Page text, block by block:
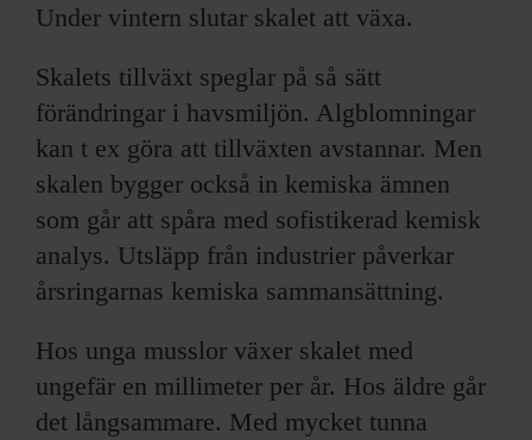
Under vintern slutar skalet att växa.
Skalets tillväxt speglar på så sätt
förändringar i havsmiljön. Algblomningar
kan t ex göra att tillväxten avstannar. Men
skalen bygger också in kemiska ämnen
som går att spåra med sofistikerad kemisk
analys. Utsläpp från industrier påverkar
årsringarnas kemiska sammansättning.
Hos unga musslor växer skalet med
ungefär en millimeter per år. Hos äldre går
det långsammare. Med mycket tunna